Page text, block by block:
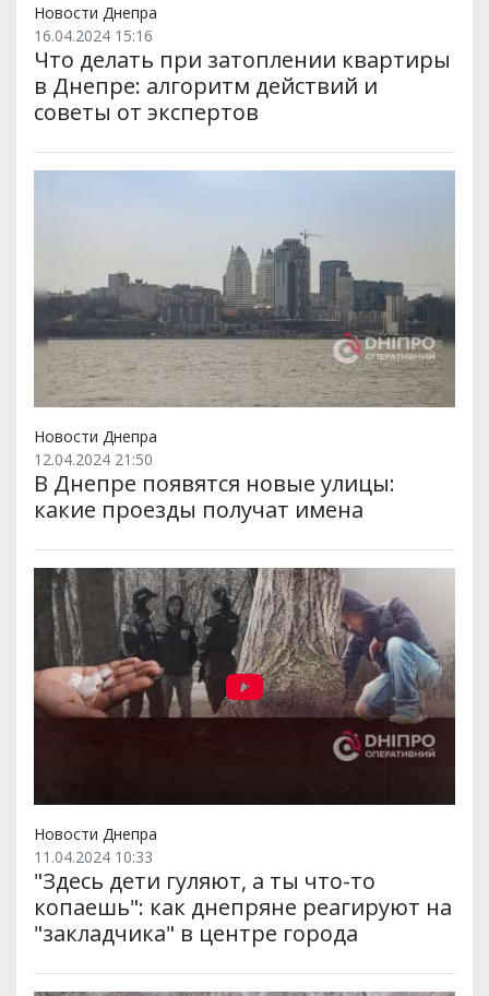
Новости Днепра
16.04.2024 15:16
Что делать при затоплении квартиры
в Днепре: алгоритм действий и
советы от экспертов
Новости Днепра
12.04.2024 21:50
В Днепре появятся новые улицы:
какие проезды получат имена
Новости Днепра
11.04.2024 10:33
"Здесь дети гуляют, а ты что-то
копаешь": как днепряне реагируют на
"закладчика" в центре города